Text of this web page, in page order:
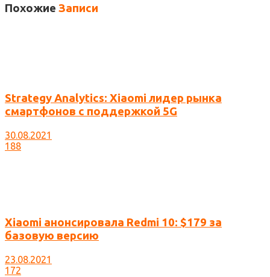
Похожие Записи
Strategy Analytics: Xiaomi лидер рынка
смартфонов с поддержкой 5G
30.08.2021
188
Xiaomi анонсировала Redmi 10: $179 за
базовую версию
23.08.2021
172